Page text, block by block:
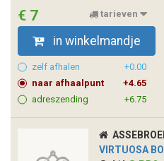
€ 7 tarieven
in winkelmandje
zelf afhalen
+0.00
naar afhaalpunt
+4.65
adreszending
+6.75
VIRTUOSA